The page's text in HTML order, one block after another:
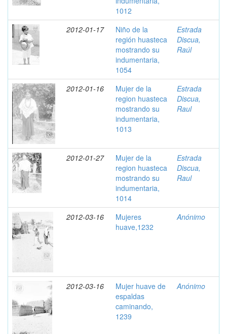
1012
2012-01-17
Niño de la
región huasteca
mostrando su
indumentaria,
1054
Estrada
Discua,
Raúl
2012-01-16
Mujer de la
region huasteca
mostrando su
indumentaria,
1013
Estrada
Discua,
Raul
2012-01-27
Mujer de la
region huasteca
mostrando su
indumentaria,
1014
Estrada
Discua,
Raul
2012-03-16
Mujeres
huave,1232
Anónimo
2012-03-16
Mujer huave de
espaldas
caminando,
1239
Anónimo